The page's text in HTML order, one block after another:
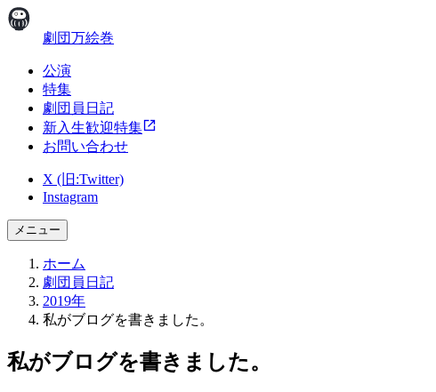
劇団万絵巻
公演
特集
劇団員日記
新入生歓迎特集
お問い合わせ
X (旧:Twitter)
Instagram
メニュー
ホーム
劇団員日記
2019年
私がブログを書きました。
私がブログを書きました。